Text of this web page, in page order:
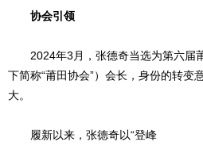
协会引领
2024年3月，张德奇当选为第六届
下简称“莆田协会”）会长，身份的转变
大。
履新以来，张德奇以“登峰